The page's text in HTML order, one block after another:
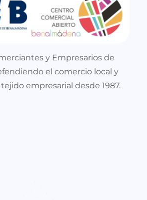
y Empresarios de
el comercio local y
empresarial desde 1987.